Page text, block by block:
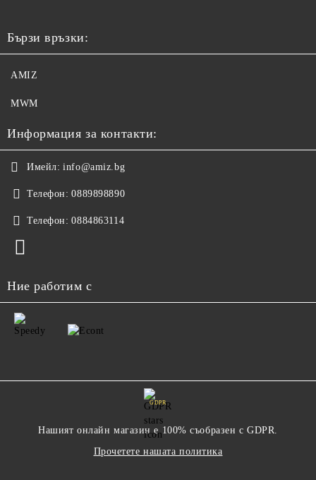
Бързи връзки:
AMIZ
MWM
Информация за контакти:
Имейл: info@amiz.bg
Телефон: 0889898890
Телефон: 0884863114
Ние работим с
GDPR
Нашият онлайн магазин е 100% съобразен с GDPR.
Прочетете нашата политика